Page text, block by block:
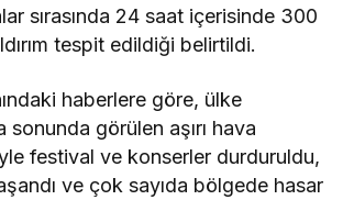
sırasında 24 saat içerisinde 300
tespit edildiği belirtildi.
haberlere göre, ülke
sonunda görülen aşırı hava
festival ve konserler durduruldu,
ve çok sayıda bölgede hasar